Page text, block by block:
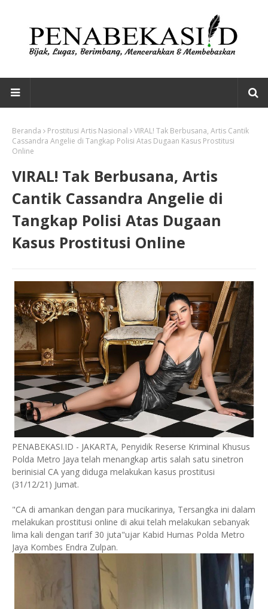
Beranda Prostitusi Artis Nasional
VIRAL! Tak Berbusana, Artis Cantik
Cassandra Angelie di Tangkap Polisi Atas Dugaan Kasus Prostitusi
Online
VIRAL! Tak Berbusana, Artis
Cantik Cassandra Angelie di
Tangkap Polisi Atas Dugaan
Kasus Prostitusi Online
PENABEKASI.ID - JAKARTA, Penyidik Reserse Kriminal Khusus
Polda Metro Jaya telah menangkap artis salah satu sinetron
berinisial CA yang diduga melakukan kasus prostitusi
(31/12/21) Jumat.
"CA di amankan dengan para mucikarinya, Tersangka ini dalam
melakukan prostitusi online di akui telah melakukan sebanyak
lima kali dengan tarif 30 juta"ujar Kabid Humas Polda Metro
Jaya Kombes Endra Zulpan.